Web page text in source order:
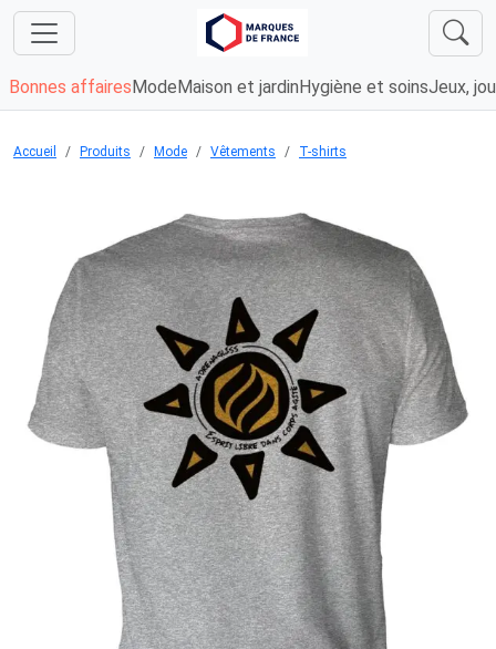
Bonnes affaires Mode Maison et jardin Hygiène et soinsJeux,
Accueil Produits Mode Vêtements T-shirts